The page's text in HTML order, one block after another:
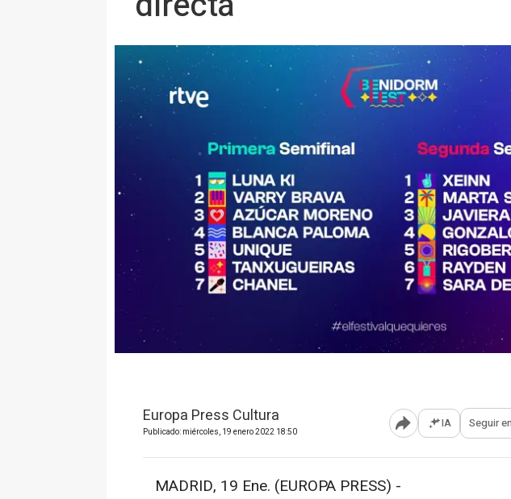
Europa Press Cultura
Publicado: miércoles, 19 enero 2022 18:50 Abrir opciones
IA Seguir en
MADRID, 19 Ene. (EUROPA PRESS) -